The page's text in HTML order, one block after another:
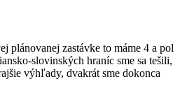
plánovanej zastávke to máme 4 a pol
slovinských hraníc sme sa tešili,
výhľady, dvakrát sme dokonca